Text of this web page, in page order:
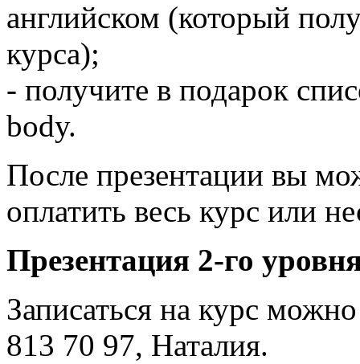
английском (который
курса);
- получите в подарок
body.
После презентации вы
оплатить весь курс или
Презентация 2-го
Записаться на курс
813 70 97, Наталия.